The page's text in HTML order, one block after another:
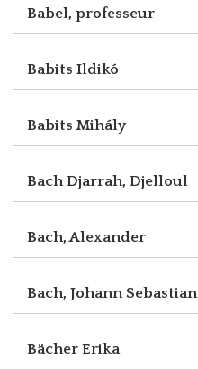
Babel, professeur
Babits Ildikó
Babits Mihály
Bach Djarrah, Djelloul
Bach, Alexander
Bach, Johann Sebastian
Bächer Erika